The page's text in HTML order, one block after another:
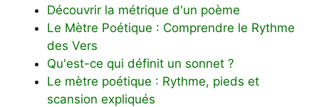
Découvrir la métrique d'un poème
Le Mètre Poétique : Comprendre le Rythme
des Vers
Qu'est-ce qui définit un sonnet ?
Le mètre poétique : Rythme, pieds et
scansion expliqués